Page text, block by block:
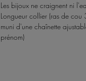
Les bijoux ne craignent ni
Longueur collier (ras de
muni d'une chaînette
prénom)